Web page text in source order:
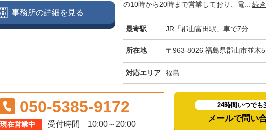
の10時から20時まで営業しており、電... 続
最寄駅 JR「郡山富田駅」車で7分
所在地 〒963-8026 福島県郡山市並木
対応エリア 福島
事務所の詳細を見る
050-5385-9172
現在営業中 受付時間 10:00～20:00
24時間いつでも
メールで問い